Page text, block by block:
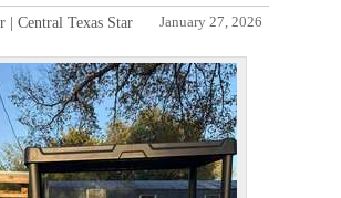
January 27, 2026
| Central Texas Star
N
e
x
t